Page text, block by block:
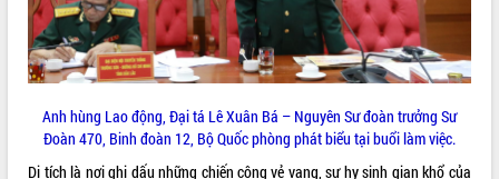
Lễ truy tặng danh hiệu “Bà Mẹ Việt
Nam Anh hùng” và trao Huân chương
Lao động
UBND tỉnh Đắk Lắk triển khai nhiệm
vụ 6 tháng cuối năm 2026
Kỳ họp thứ Hai, Hội đồng nhân dân
ALBUM ẢNH
Anh hùng Lao động, Đại tá Lê Xuân Bá – Nguyên Sư đoàn trưởng Sư
Đoàn 470, Binh đoàn 12, Bộ Quốc phòng phát biểu tại buổi làm việc.
Di tích là nơi ghi dấu những chiến công vẻ vang, sự hy sinh gian khổ của